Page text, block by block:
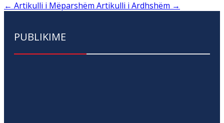
← Artikulli i Mëparshëm Artikulli i Ardhshëm →
PUBLIKIME